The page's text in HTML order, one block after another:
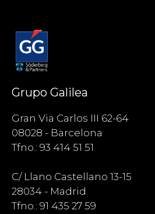
Grupo Galilea
Gran Via Carlos III 62-64
08028 - Barcelona
Tfno.: 93 414 51 51
C/ Llano Castellano 13-15
28034 - Madrid
Tfno.: 91 435 27 59